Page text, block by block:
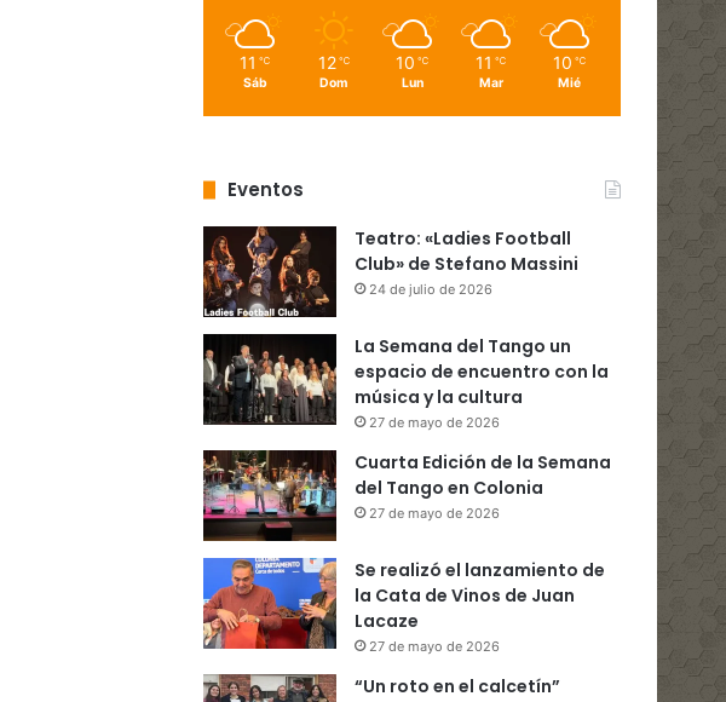
11 ℃
Sáb
12 ℃
Dom
10 ℃
Lun
11 ℃
Mar
10 ℃
Mié
Eventos
Teatro: «Ladies Football
Club» de Stefano Massini
24 de julio de 2026
La Semana del Tango un
espacio de encuentro con la
música y la cultura
27 de mayo de 2026
Cuarta Edición de la Semana
del Tango en Colonia
27 de mayo de 2026
Se realizó el lanzamiento de
la Cata de Vinos de Juan
Lacaze
27 de mayo de 2026
“Un roto en el calcetín”